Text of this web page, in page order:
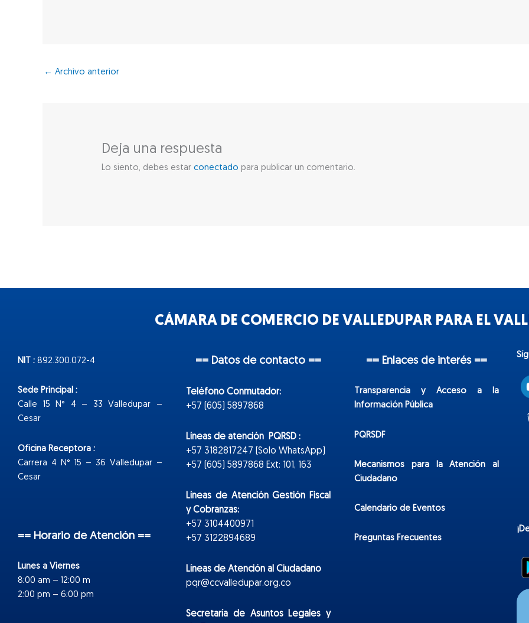
← Archivo anterior
Deja una respuesta
Lo siento, debes estarconectado para publicar un comentario.
CÁMARA DE COMERCIO DE VALLEDUPAR PARA EL
NIT : 892.300.072-4
Sede Principal :
Calle 15 N° 4 – 33 Valledupar –
Cesar
Oficina Receptora :
Carrera 4 N° 15 – 36 Valledupar –
Cesar
== Horario de Atención ==
Lunes a Viernes
8:00 am – 12:00 m
2:00 pm – 6:00 pm
== Datos de contacto ==
Teléfono Conmutador:
+57 (605) 5897868
Líneas de atención PQRSD :
+57 3182817247 (Solo WhatsApp)
+57 (605) 5897868 Ext: 101, 163
Líneas de Atención Gestión Fiscal
y Cobranzas:
+57 3104400971
+57 3122894689
Líneas de Atención al Ciudadano
pqr@ccvalledupar.org.co
Secretaría de Asuntos Legales y
== Enlaces de interés ==
Transparencia y Acceso a la
Información Pública
PQRSDF
Mecanismos para la Atención al
Ciudadano
Calendario de Eventos
Preguntas Frecuentes